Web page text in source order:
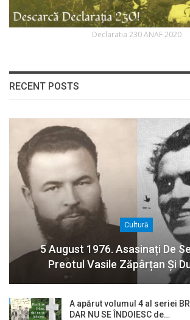
Declaratia 230 ANAF 2020
RECENT POSTS
Cultură
5 August 1976. Asasinați De
Preotul Vasile Zăpârțan Și
A apărut volumul 4 al seriei
DAR NU SE ÎNDOIESC de…